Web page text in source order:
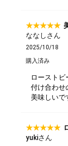
ななしさん
2025/10/18
購入済み
ローストビ
付け合わせ
美味しいで
yukiさん